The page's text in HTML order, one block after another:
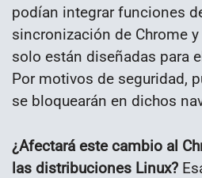
podían integrar funciones
sincronización de Chrome
solo están diseñadas para
Por motivos de seguridad,
se bloquearán en dichos
¿Afectará este cambio al
las distribuciones Linux?